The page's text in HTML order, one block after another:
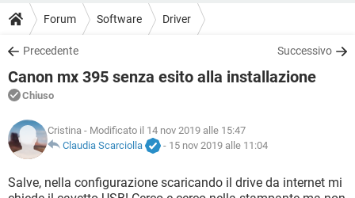
INTRATTENIMENTO ANDROID
iOS
INSTAGRAM WHATSAPP
TIKTOK
HARDWARE
GUIDE
COVID-19 GAMING
iOS
INSTAGRAM
TIKTOK FACEBOOK
DOWNLOAD
COVID-19 GAMING
INTRATTENIMENTO
iOS WINDOWS 10
INSTAGRAM
TIKTOK FACEBOOK
FORUM
COVID-19
INTRATTENIMENTO ANDROID
GLOSSARIO
COVID-19
INTRATTENIMENTO ANDROID
Forum Software Driver
Precedente Successivo
Canon mx 395 senza esito alla installazione
Chiuso
Cristina - Modificato il 14 nov 2019 alle 15:47
Claudia Scarciolla
- 15 nov 2019 alle 11:04
Salve, nella configurazione scaricando il drive da internet mi